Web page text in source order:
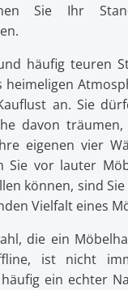
Sie Ihr
häufig teuren
heimeligen
an. Sie
davon träumen,
eigenen vier
Sie vor lauter
können, sind
Vielfalt eines
die ein
ist nicht
ein echter